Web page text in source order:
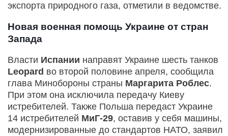
экспорта природного газа, отметили в ведомстве.
Новая военная помощь Украине от стран
Запада
Власти Испании направят Украине шесть танков
Leopard во второй половине апреля, сообщила
глава Минобороны страны Маргарита Роблес.
При этом она исключила передачу Киеву
истребителей. Также Польша передаст Украине
14 истребителей МиГ-29, оставив у себя машины,
модернизированные до стандартов НАТО, заявил